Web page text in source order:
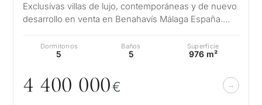
Exclusivas villas de lujo, contemporáneas y de nuevo
desarrollo en venta en Benahavís Málaga España.
Dormitorios
5
Baños
5
Superficie
976 m²
4 400 000€
¿Con
qué